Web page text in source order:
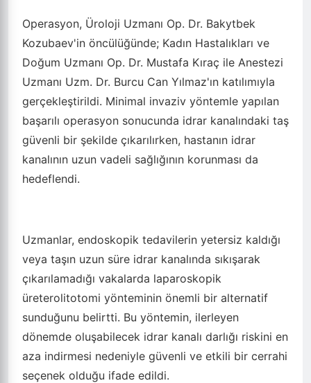
Operasyon, Üroloji Uzmanı Op. Dr. Bakytbek
Kozubaev'in öncülüğünde; Kadın Hastalıkları ve
Doğum Uzmanı Op. Dr. Mustafa Kıraç ile Anestezi
Uzmanı Uzm. Dr. Burcu Can Yılmaz'ın katılımıyla
gerçekleştirildi. Minimal invaziv yöntemle yapılan
başarılı operasyon sonucunda idrar kanalındaki taş
güvenli bir şekilde çıkarılırken, hastanın idrar
kanalının uzun vadeli sağlığının korunması da
hedeflendi.
Uzmanlar, endoskopik tedavilerin yetersiz kaldığı
veya taşın uzun süre idrar kanalında sıkışarak
çıkarılamadığı vakalarda laparoskopik
üreterolitotomi yönteminin önemli bir alternatif
sunduğunu belirtti. Bu yöntemin, ilerleyen
dönemde oluşabilecek idrar kanalı darlığı riskini en
aza indirmesi nedeniyle güvenli ve etkili bir cerrahi
seçenek olduğu ifade edildi.